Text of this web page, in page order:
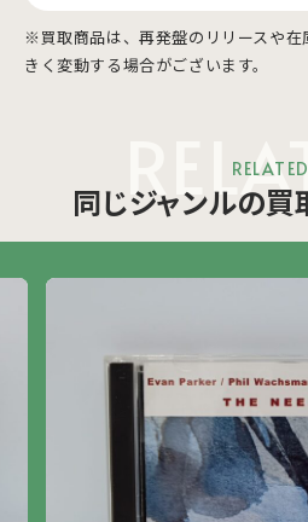
※買取商品は、再発盤のリリースや
きく変動する場合がございます。
RELATED
同じジャンルの